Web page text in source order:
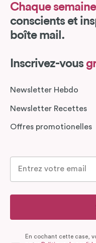
Chaque
conscients et
boîte mail.
Inscrivez-vous
Newsletter Hebdo
Newsletter Recettes
Offres promotionelles
En cochant cette case,